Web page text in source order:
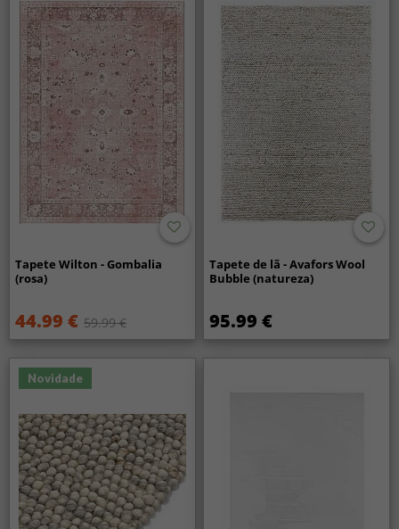
Tapete Wilton - Gombalia
(rosa)
44.99 € 59.99 €
Tapete de lã - Avafors Wool
Bubble (natureza)
95.99 €
Novidade